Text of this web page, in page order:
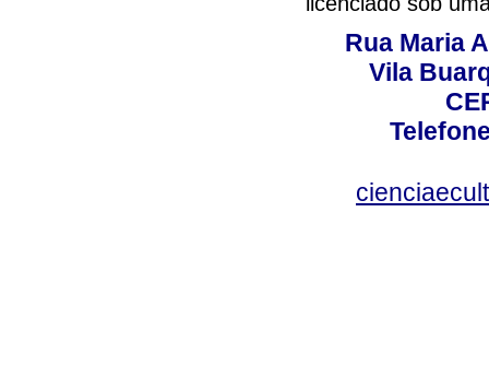
Rua Maria
Vila